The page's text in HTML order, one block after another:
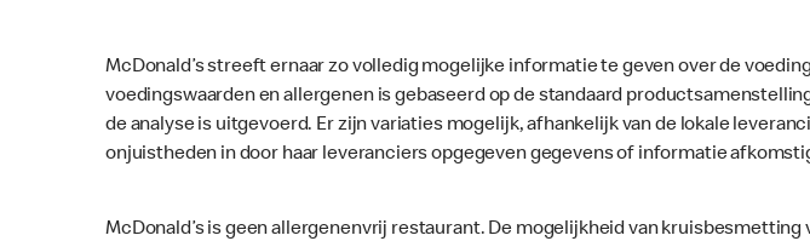
McDonald’s streeft ernaar zo volledig mogelijke informatie te geven over de
voedingswaarden en allergenen is gebaseerd op de standaard
de analyse is uitgevoerd. Er zijn variaties mogelijk, afhankelijk van de lokale
onjuistheden in door haar leveranciers opgegeven gegevens of informatie
McDonald’s is geen allergenenvrij restaurant. De mogelijkheid van